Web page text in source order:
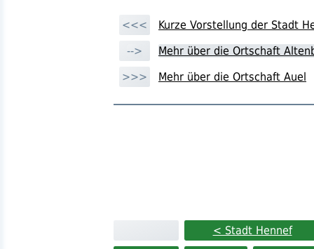
<<<
Kurze Vorstellung der Stadt
-->
Mehr über die Ortschaft
>>>
Mehr über die Ortschaft Auel
< Stadt Hennef